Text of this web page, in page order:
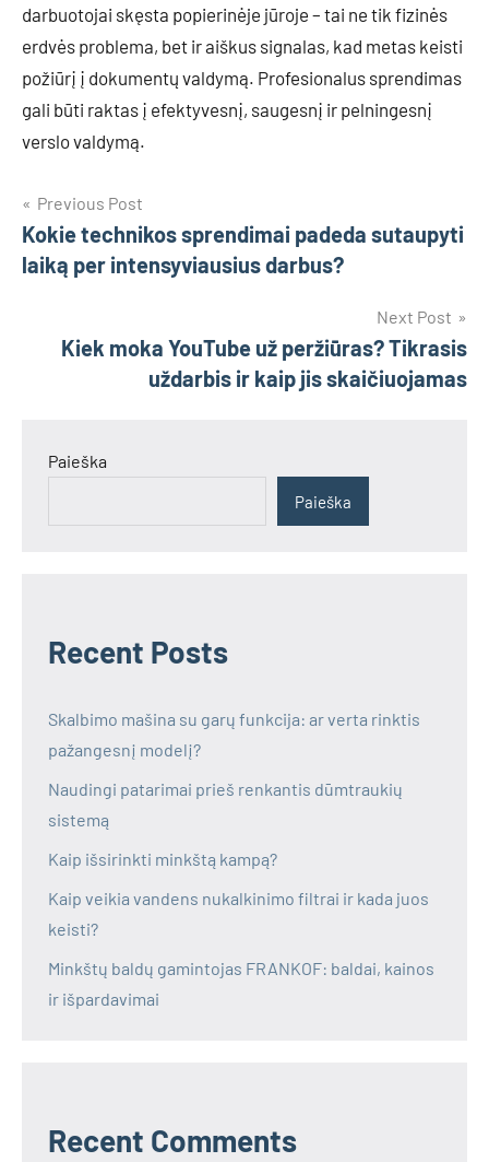
darbuotojai skęsta popierinėje jūroje – tai ne tik fizinės
erdvės problema, bet ir aiškus signalas, kad metas keisti
požiūrį į dokumentų valdymą. Profesionalus sprendimas
gali būti raktas į efektyvesnį, saugesnį ir pelningesnį
verslo valdymą.
Navigacija
tarp
Previous Post
Kokie technikos sprendimai padeda sutaupyti
laiką per intensyviausius darbus?
Next Post
Kiek moka YouTube už peržiūras? Tikrasis
uždarbis ir kaip jis skaičiuojamas
Paieška
Paieška
Recent Posts
Skalbimo mašina su garų funkcija: ar verta rinktis
pažangesnį modelį?
Naudingi patarimai prieš renkantis dūmtraukių
sistemą
Kaip išsirinkti minkštą kampą?
Kaip veikia vandens nukalkinimo filtrai ir kada juos
keisti?
Minkštų baldų gamintojas FRANKOF: baldai, kainos
ir išpardavimai
Recent Comments